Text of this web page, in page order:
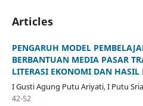
Articles
PENGARUH MODEL
BERBANTUAN MEDIA PASAR
LITERASI EKONOMI DAN HASIL
I Gusti Agung Putu Ariyati, I Putu
42-52